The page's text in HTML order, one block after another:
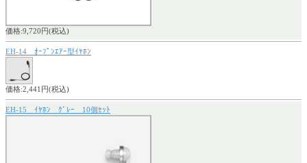
価格:9,720円(税込)
EH-14 ｵｰﾌﾟﾝｴｱｰ型ｲﾔﾎﾝ
価格:2,441円(税込)
EH-15 ｲﾔﾎﾝ ｸﾞﾚｰ 10個ｾｯﾄ